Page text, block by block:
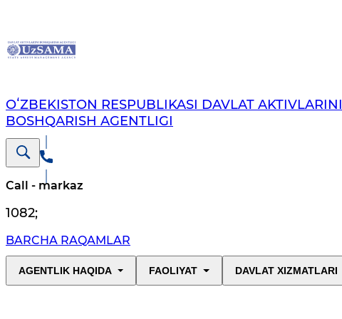
OʻZBEKISTON RESPUBLIKASI DAVLAT AKTIVLARINI
BOSHQARISH AGENTLIGI
Call - markaz
1082;
BARCHA RAQAMLAR
AGENTLIK HAQIDA FAOLIYAT DAVLAT XIZMATLARI